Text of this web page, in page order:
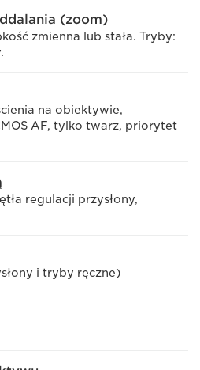
(zoom)
zmienna lub stała. Tryby:
na obiektywie,
AF, tylko twarz, priorytet
regulacji przysłony,
i tryby ręczne)